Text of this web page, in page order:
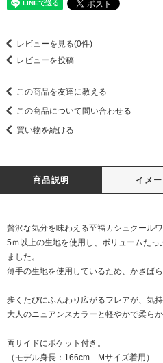
レビューを見る(0件)
レビューを投稿
この商品を友達に教える
この商品について問い合わせる
買い物を続ける
商品説明 イメ
贅沢な気分を味わえる至福カシュクールワ
5ｍ以上の生地を使用し、ボリュームた
ました。
薄手の生地を使用しているため、かさばら
歩くたびにふんわり広がるフレアが、気
大人のニュアンスカラーと軽やかで柔ら
両サイドにポケット付き。
（モデル身長：166cm Mサイズ着用）